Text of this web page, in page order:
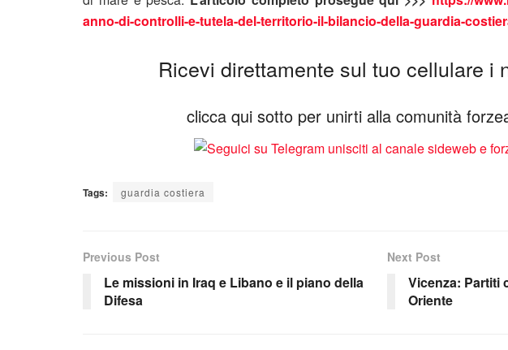
anno-di-controlli-e-tutela-del-territorio-il-bilancio-della-guardia-
Ricevi direttamente sul tuo cellulare i
clicca qui sotto per unirti alla comunità
Tags: guardia costiera
Previous Post
Le missioni in Iraq e Libano e il piano della
Difesa
Next Post
Vicenza: Partiti
Oriente